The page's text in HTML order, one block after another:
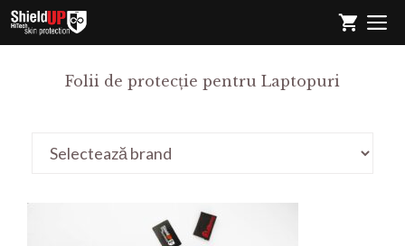
Sari
Folii de protecție pentru Laptopuri